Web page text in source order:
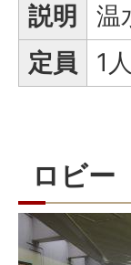
説明
温
定員
1人
ロビー